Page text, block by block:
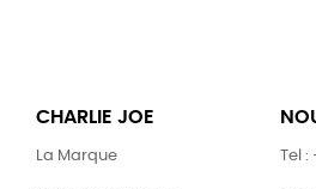
CHARLIE JOE
La Marque Tel :